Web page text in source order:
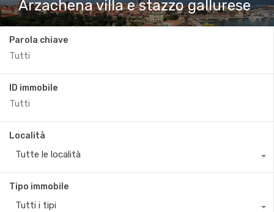
Arzachena villa e stazzo gallurese
Parola chiave
ID immobile
Località
Tutte le località
Tipo immobile
Tutti i tipi